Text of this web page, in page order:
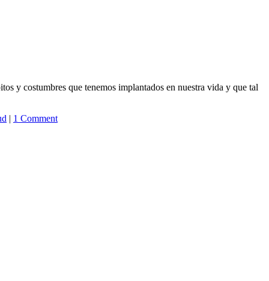
y costumbres que tenemos implantados en nuestra vida y que tal
| 1 Comment